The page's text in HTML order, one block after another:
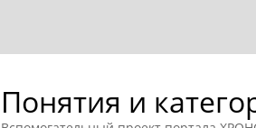
Понятия и